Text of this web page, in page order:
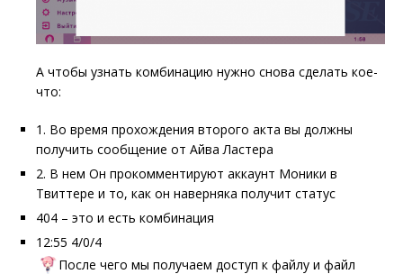
А чтобы узнать комбинацию нужно снова сделать кое-
что:
1. Во время прохождения второго акта вы должны
получить сообщение от Айва Ластера
2. В нем Он прокомментируют аккаунт Моники в
Твиттере и то, как он наверняка получит статус
404 – это и есть комбинация
12:55 4/0/4
После чего мы получаем доступ к файлу и файл